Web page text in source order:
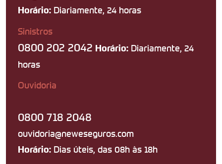
Horário: Diariamente, 24 horas
Sinistros
0800 202 2042 Horário: Diariamente, 24
horas
Ouvidoria
0800 718 2048
ouvidoria@neweseguros.com
Horário: Dias úteis, das 08h às 18h